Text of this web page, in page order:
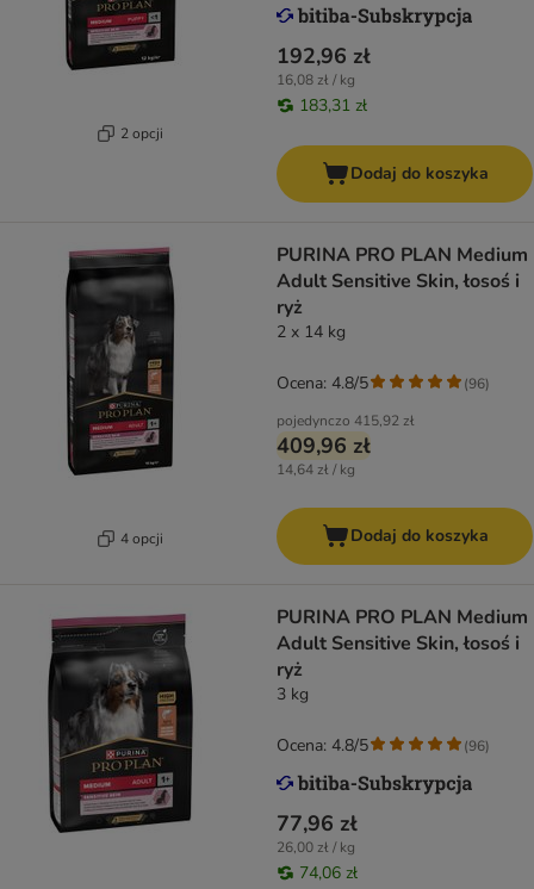
2 opcji
192,96 zł
16,08 zł / kg
183,31 zł
Dodaj do koszyka
4 opcji
PURINA PRO PLAN Medium
Adult Sensitive Skin, łosoś i
ryż
2 x 14 kg
pojedynczo 415,92 zł
409,96 zł
14,64 zł / kg
Ocena: 4.8/5 (96)
Dodaj do koszyka
PURINA PRO PLAN Medium
Adult Sensitive Skin, łosoś i
ryż
3 kg
77,96 zł
26,00 zł / kg
74,06 zł
Ocena: 4.8/5 (96)